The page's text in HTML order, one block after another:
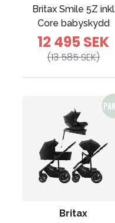
Britax Smile 5Z inkl
Core babyskydd
12 495 SEK
(13 585 SEK)
Britax